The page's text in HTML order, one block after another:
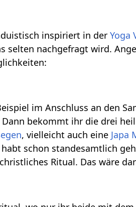
inspiriert in derYoga
selten nachgefragt wird.
im Anschluss an den
bekommt ihr die drei
, vielleicht auch eine Japa
schon standesamtlich
Ritual. Das wäre